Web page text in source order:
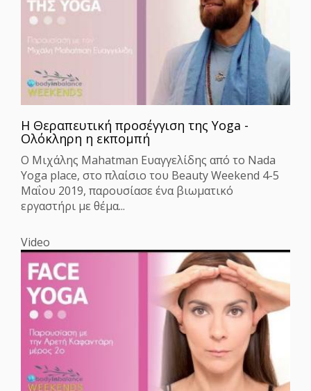
H Θεραπευτική προσέγγιση της Yoga -
Ολόκληρη η εκπομπή
Ο Μιχάλης Mahatman Ευαγγελίδης από το Nada
Yoga place, στο πλαίσιο του Beauty Weekend 4-5
Μαΐου 2019, παρουσίασε ένα βιωματικό
εργαστήρι με θέμα...
Video